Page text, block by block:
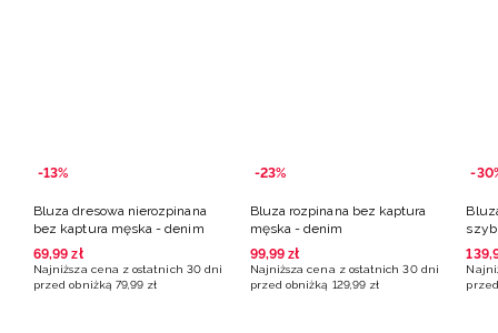
-13%
Bluza dresowa nierozpinana
bez kaptura męska - denim
69,99 zł
Najniższa cena z ostatnich 30 dni
przed obniżką 79,99 zł
-23%
Bluza rozpinana bez kaptura
męska - denim
99,99 zł
Najniższa cena z ostatnich 30 dni
przed obniżką 129,99 zł
-
139,